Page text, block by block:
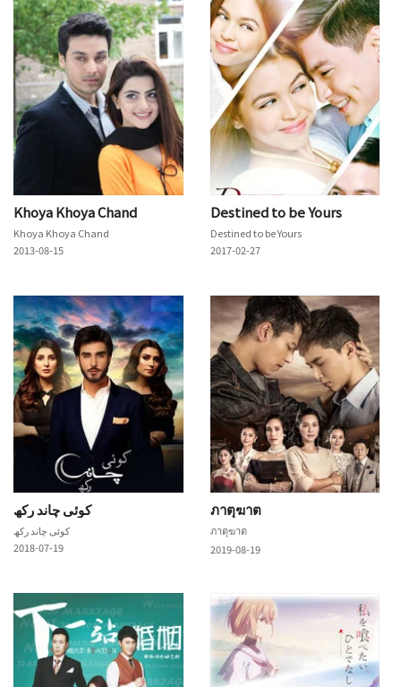
Khoya Khoya Chand
Khoya Khoya Chand
2013-08-15
Destined to be Yours
Destined to be Yours
2017-02-27
کوئی چاند رکھ
کوئی چاند رکھ
2018-07-19
ภาตุฆาต
ภาตุฆาต
2019-08-19